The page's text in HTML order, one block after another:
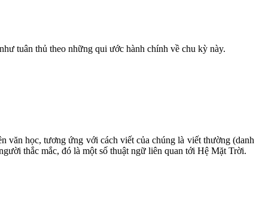
tuân thủ theo những qui ước hành chính về chu kỳ này.
văn học, tương ứng với cách viết của chúng là viết thường (danh
thắc mắc, đó là một số thuật ngữ liên quan tới Hệ Mặt Trời.